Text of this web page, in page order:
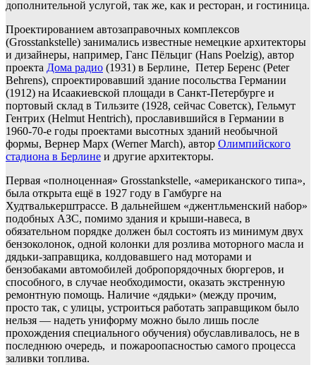
дополнительной услугой, так же, как и ресторан, и гостиница.
Проектированием автозаправочных комплексов
(Grosstankstelle) занимались известные немецкие архитекторы
и дизайнеры, например, Ганс Пёльциг (Hans Poelzig), автор
проекта Дома радио (1931) в Берлине, Петер Беренс (Peter
Behrens), спроектировавший здание посольства Германии
(1912) на Исаакиевской площади в Санкт-Петербурге и
портовый склад в Тильзите (1928, сейчас Советск), Гельмут
Гентрих (Helmut Hentrich), прославившийся в Германии в
1960-70-е годы проектами высотных зданий необычной
формы, Вернер Марх (Werner March), автор Олимпийского
стадиона в Берлине и другие архитекторы.
Первая «полноценная» Grosstankstelle, «американского типа»,
была открыта ещё в 1927 году в Гамбурге на
Худтвалькерштрассе. В дальнейшем «джентльменский набор»
подобных АЗС, помимо здания и крыши-навеса, в
обязательном порядке должен был состоять из минимум двух
бензоколонок, одной колонки для розлива моторного масла и
дядьки-заправщика, колдовавшего над моторами и
бензобаками автомобилей добропорядочных бюргеров, и
способного, в случае необходимости, оказать экстренную
ремонтную помощь. Наличие «дядьки» (между прочим,
просто так, с улицы, устроиться работать заправщиком было
нельзя — надеть униформу можно было лишь после
прохождения специального обучения) обуславливалось, не в
последнюю очередь, и пожароопасностью самого процесса
заливки топлива.